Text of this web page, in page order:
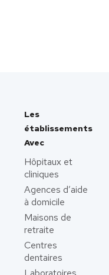
Les
établissements
Avec
Hôpitaux et
cliniques
Agences d’aide
à domicile
Maisons de
retraite
Centres
dentaires